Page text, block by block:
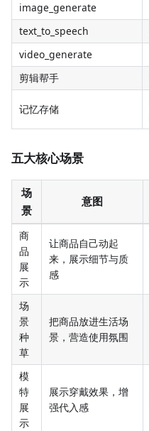
image_generate
text_to_speech
video_generate
剪辑帮手
记忆存储
五大核心场景
场
景
意图
商
品
展
示
让商品自己动起
来，展示细节与质
感
场
景
种
草
把商品放进生活场
景，营造使用氛围
模
特
展
示
展示穿戴效果，增
强代入感